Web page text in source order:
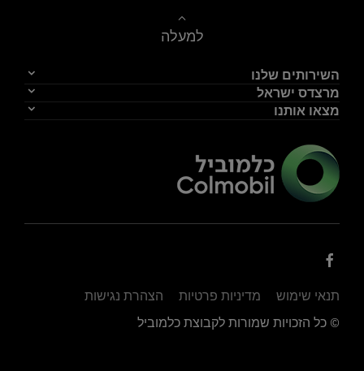
למעלה
השירותים שלנו
מרצדס ישראל
מצאו אותנו
© כל הזכויות שמורות לקבוצת כלמוביל
תנאי שימוש מדיניות פרטיות הצהרת נגישות